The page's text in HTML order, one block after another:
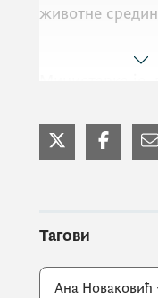
животне
права,
одређени ниво
законодавног
Тагови
Ана